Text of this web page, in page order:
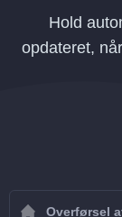
Hold
opdateret,
Overførsel